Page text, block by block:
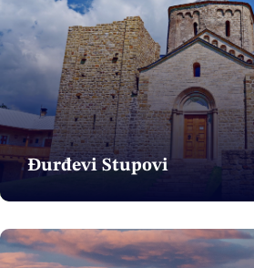
Đurđevi Stupovi